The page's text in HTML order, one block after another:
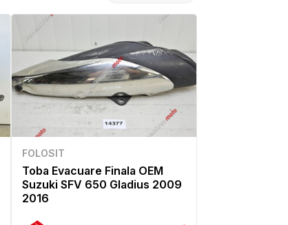
FOLOSIT
Toba Evacuare Finala OEM
Suzuki SFV 650 Gladius 2009
2016